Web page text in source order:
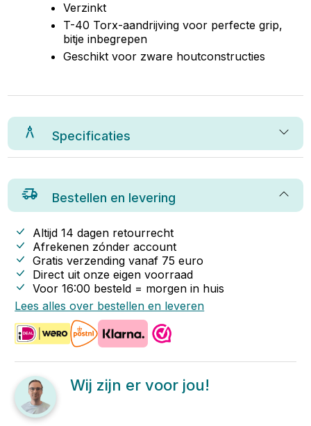
Verzinkt
T-40 Torx-aandrijving voor perfecte grip,
bitje inbegrepen
Geschikt voor zware houtconstructies
Specificaties
Bestellen en levering
Altijd 14 dagen retourrecht
Afrekenen zónder account
Gratis verzending vanaf 75 euro
Direct uit onze eigen voorraad
Voor 16:00 besteld = morgen in huis
Lees alles over bestellen en leveren
Wij zijn er voor jou!